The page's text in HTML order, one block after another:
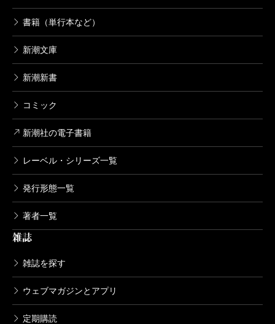
書籍（単行本など）
新潮文庫
新潮新書
コミック
新潮社の電子書籍
レーベル・シリーズ一覧
発行形態一覧
著者一覧
雑誌
雑誌を探す
ウェブマガジンとアプリ
定期購読